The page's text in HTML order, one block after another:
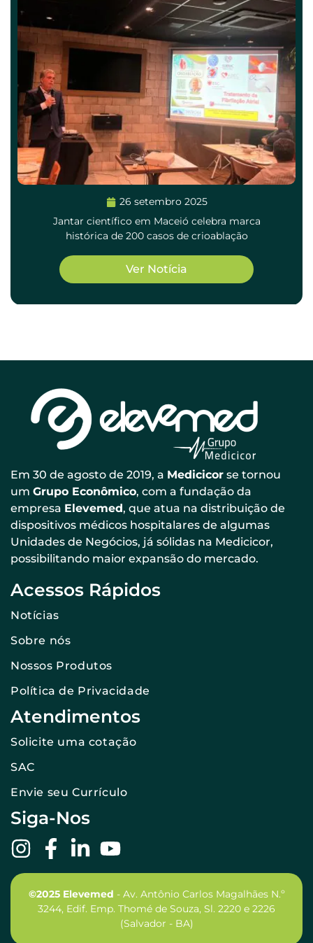
26 setembro 2025
Jantar científico em Maceió celebra marca
histórica de 200 casos de crioablação
Ver Notícia
Em 30 de agosto de 2019, a Medicicor se tornou
um Grupo Econômico, com a fundação da
empresa Elevemed, que atua na distribuição de
dispositivos médicos hospitalares de algumas
Unidades de Negócios, já sólidas na Medicicor,
possibilitando maior expansão do mercado.
Acessos Rápidos
Notícias
Sobre nós
Nossos Produtos
Política de Privacidade
Atendimentos
Solicite uma cotação
SAC
Envie seu Currículo
Siga-Nos
©2025 Elevemed - Av. Antônio Carlos Magalhães N.º
3244, Edif. Emp. Thomé de Souza, Sl. 2220 e 2226
(Salvador - BA)